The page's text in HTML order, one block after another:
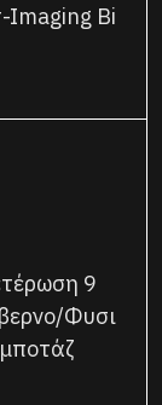
Imaging Bi
9
Φυσι